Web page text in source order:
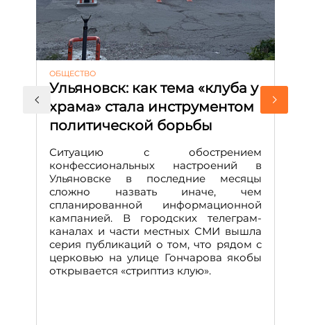
ОБЩЕСТВО
Ульяновск: как тема «клуба у
храма» стала инструментом
политической борьбы
Ситуацию с обострением
конфессиональных настроений в
Ульяновске в последние месяцы
сложно назвать иначе, чем
спланированной информационной
кампанией. В городских телеграм-
каналах и части местных СМИ вышла
серия публикаций о том, что рядом с
церковью на улице Гончарова якобы
открывается «стриптиз клую».